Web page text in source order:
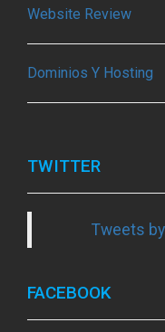
Website Review
Dominios Y Hosting
TWITTER
Tweets
FACEBOOK